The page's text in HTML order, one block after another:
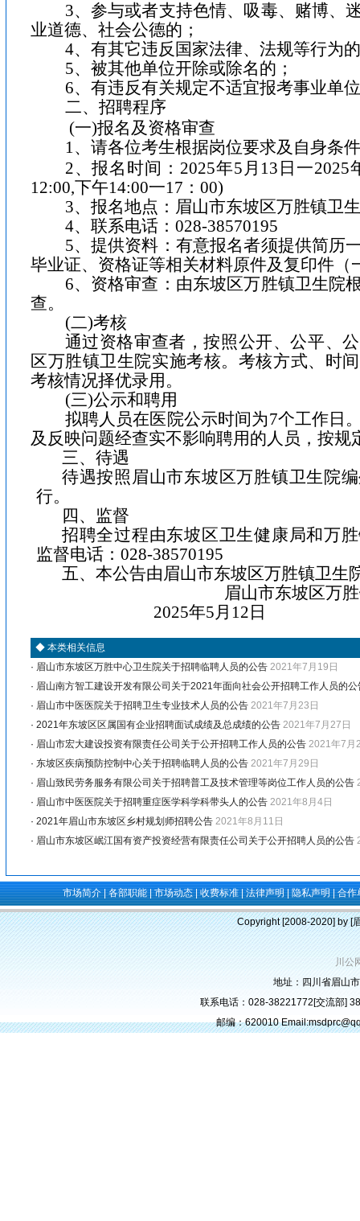
3、参与或者支持色情、吸毒、赌博、
业道德、社会公德的；
4、有其它违反国家法律、法规等行为
5、被其他单位开除或除名的；
6、有违反有关规定不适宜报考事业单
二、招聘程序
(一)报名及资格审查
1、请各位考生根据岗位要求及自身条
2、报名时间： 2025年5 月 13 日一2025
12:00,下午14:00一17 ： 00)
3、报名地点：眉山市东坡区万胜镇卫
4、联系电话： 028-38570195
5、提供资料：有意报名者须提供简历
毕业证、资格证等相关材料原件及复印件（
6、资格审查：由东坡区万胜镇卫生院
查。
(二)考核
通过资格审查者，按照公开、公平、
区万胜镇卫生院实施考核。考核方式、时
考核情况择优录用。
(三)公示和聘用
拟聘人员在医院公示时间为7个工作日
及反映问题经查实不影响聘用的人员，按规
三、待遇
待遇按照眉山市东坡区万胜镇卫生院
行。
四、监督
招聘全过程由东坡区卫生健康局和万
监督电话： 028-38570195
五、本公告由眉山市东坡区万胜镇卫生
眉山市东坡区万
2025年5月 12 日
◆ 本类相关信息
· 眉山市东坡区万胜中心卫生院关于招聘临聘人员的公告 2021年7月19日
· 眉山南方智工建设开发有限公司关于2021年面向社会公开招聘工作人员的公
· 眉山市中医医院关于招聘卫生专业技术人员的公告 2021年7月23日
· 2021年东坡区区属国有企业招聘面试成绩及总成绩的公告 2021年7月27日
· 眉山市宏大建设投资有限责任公司关于公开招聘工作人员的公告 2021年7月
· 东坡区疾病预防控制中心关于招聘临聘人员的公告 2021年7月29日
· 眉山致民劳务服务有限公司关于招聘普工及技术管理等岗位工作人员的公告
· 眉山市中医医院关于招聘重症医学科学科带头人的公告 2021年8月4日
· 2021年眉山市东坡区乡村规划师招聘公告 2021年8月11日
· 眉山市东坡区岷江国有资产投资经营有限责任公司关于公开招聘人员的公告
市场简介|各部职能|市场动态|收费标准|法律声明|隐私声明|合作
Copyright [2008-2020] by [
川公
地址：四川省眉山
联系电话：028-38221772[交流部]
邮编：620010